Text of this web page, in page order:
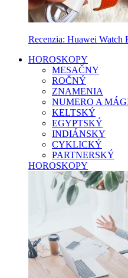
Recenzia: Huawei Watch
HOROSKOPY
MESAČNY
ROČNÝ
ZNAMENIA
NUMERO A
KELTSKÝ
EGYPTSKÝ
INDIÁNSKY
CYKLICKÝ
PARTNERSKÝ
HOROSKOPY